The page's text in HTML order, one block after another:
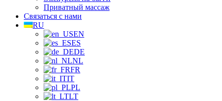
Приватный массаж
Связаться с нами
RU
EN
ES
DE
NL
FR
IT
PL
LT